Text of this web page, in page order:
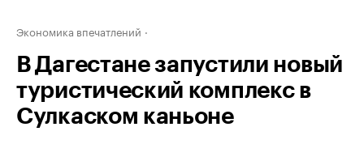
Экономика впечатлений
В Дагестане запустили новый
туристический комплекс в
Сулкаском каньоне